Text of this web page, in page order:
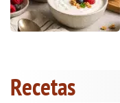
Recetas